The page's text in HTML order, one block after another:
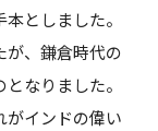
としました。
が、鎌倉時代の
なりました。
がインドの偉い